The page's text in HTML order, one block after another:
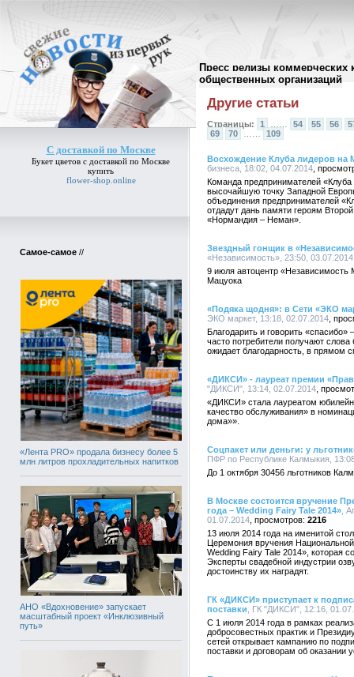
Пресс релизы коммерческих
общественных организаций
С доставкой по Москве
Букет цветов с доставкой по Москве
купить
flower-shop.online
Самое-самое //
«Лента PRO» продала бизнесу более 5
млн литров прохладительных напитков
АНО «Вдохновение» запускает
масштабный проект «Инклюзивный
путь»
Архив пресс-релизов//
Другие статьи
Страницы: 1 54 55 56
69
70 …… 109
Восхождение Клуба лидеров на
бизнеса, 18:02, 04.07.2014
Команда предпринимателей
высочайшую точку Западной
объединения предпринимателей
отдадут дань памяти героям
«Нормандия – Неман».
Звездный гонщик в
«Независимость», 23:50, 03.07.2014
9 июля автоцентр «Независимость
Мацуока
«Подяка щодня»: в Сети «ЭКО
ЭКО маркет, 13:18, 02.07.2014
Благодарить и говорить
часто потребители получают
ожидает благодарность, в прямом
«ДИКСИ» - лауреат премии
"ДИКСИ", 13:14, 02.07.2014
«ДИКСИ» стала лауреатом
качество обслуживания» в
дома»».
Соцпакет или деньги: у
ПФР по Республике Калмыкия,
До 1 октября 30456 льготников
В Москве состоится вручение
года – Wedding Fairy Tale 2014» ,
01.07.2014
2216
13 июля 2014 года на именитой
Церемония вручения
Wedding Fairy Tale 2014», которая
Эксперты свадебной индустрии
достоинству их наградят.
ГК «ДИКСИ» приступает к
поставки , ГК "ДИКСИ", 12:16,
С 1 июля 2014 года в рамках
добросовестных практик и
сетей открывает кампанию по
поставки и договорам об оказании